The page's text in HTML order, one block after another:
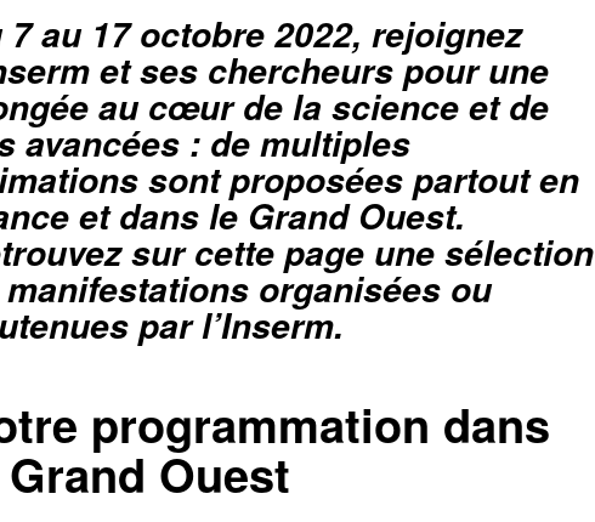
7 au 17 octobre 2022, rejoignez
et ses chercheurs pour une
au cœur de la science et de
avancées : de multiples
sont proposées partout en
et dans le Grand Ouest.
sur cette page une sélection
manifestations organisées ou
par l’Inserm.
programmation dans
Ouest